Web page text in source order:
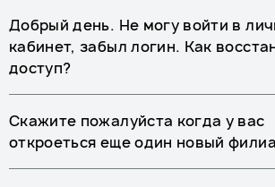
Добрый день. Не могу войти в
кабинет, забыл логин. Как
доступ?
Скажите пожалуйста когда у вас
откроеться еще один новый